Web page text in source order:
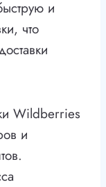
и
что
Wildberries
и